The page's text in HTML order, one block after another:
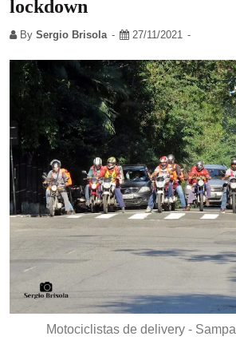
lockdown
By Sergio Brisola 27/11/2021
Motociclistas de delivery -